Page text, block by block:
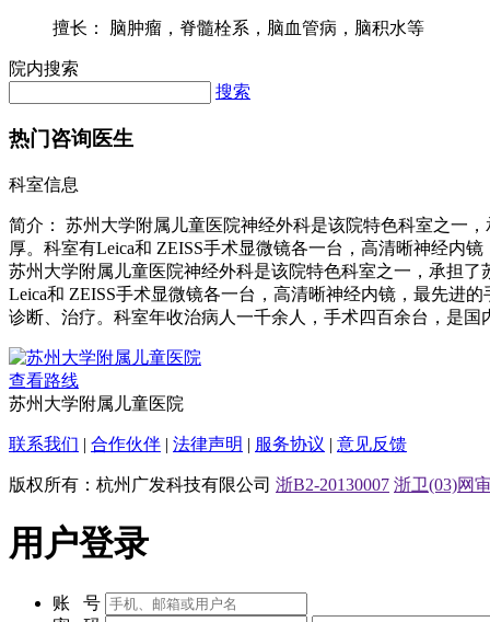
擅长： 脑肿瘤，脊髓栓系，脑血管病，脑积水等
院内搜索
搜索
热门咨询医生
科室信息
简介：
苏州大学附属儿童医院神经外科是该院特色科室之一
厚。科室有Leica和 ZEISS手术显微镜各一台，高清晰神经内
苏州大学附属儿童医院神经外科是该院特色科室之一，承担
Leica和 ZEISS手术显微镜各一台，高清晰神经内镜，最先进
诊断、治疗。科室年收治病人一千余人，手术四百余台，是
查看路线
苏州大学附属儿童医院
联系我们 | 合作伙伴 | 法律声明 | 服务协议 | 意见反馈
版权所有：杭州广发科技有限公司 浙B2-20130007 浙卫(03)网
用户登录
账 号